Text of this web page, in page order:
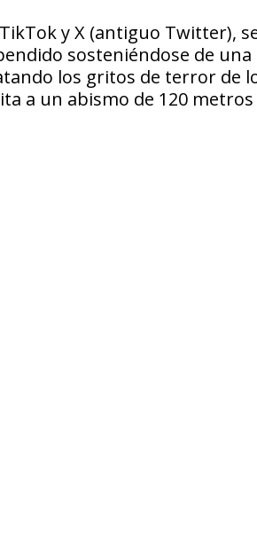
y X (antiguo Twitter),
sosteniéndose de una
los gritos de terror de
a un abismo de 120 metros